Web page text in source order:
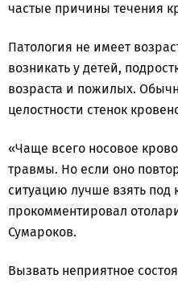
частые причины течения
Патология не имеет
возникать у детей,
возраста и пожилых.
целостности стенок
«Чаще всего носовое
травмы. Но если оно
ситуацию лучше взять под
прокомментировал
Сумароков.
Вызвать неприятное